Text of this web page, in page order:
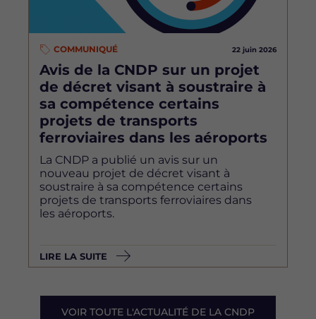
COMMUNIQUÉ 22 juin 2026
Avis de la CNDP sur un projet
de décret visant à soustraire à
sa compétence certains
projets de transports
ferroviaires dans les aéroports
La CNDP a publié un avis sur un
nouveau projet de décret visant à
soustraire à sa compétence certains
projets de transports ferroviaires dans
les aéroports.
LIRE LA SUITE
VOIR TOUTE L'ACTUALITÉ DE LA CNDP